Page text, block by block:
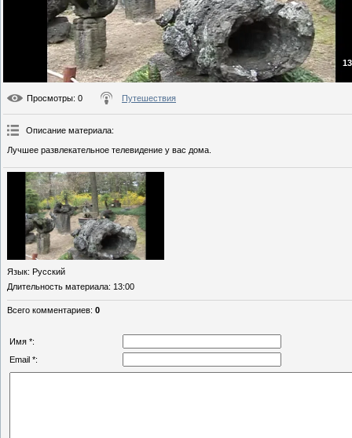
Просмотры: 0 Путешествия
Описание материала:
Лучшее развлекательное телевидение у вас дома.
Язык: Русский
Длительность материала: 13:00
Всего комментариев: 0
Имя *:
Email *: